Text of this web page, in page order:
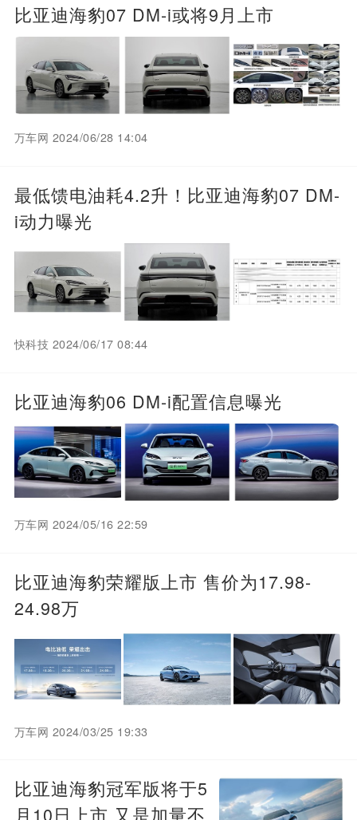
比亚迪海豹07 DM-i或将9月上市
万车网 2024/06/28 14:04
最低馈电油耗4.2升！比亚迪海豹07 DM-
i动力曝光
快科技 2024/06/17 08:44
比亚迪海豹06 DM-i配置信息曝光
万车网 2024/05/16 22:59
比亚迪海豹荣耀版上市 售价为17.98-
24.98万
万车网 2024/03/25 19:33
比亚迪海豹冠军版将于5
月10日上市 又是加量不